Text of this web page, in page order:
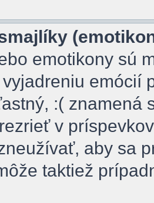
emotikony sú
emócií
:( znamená
v
aby sa
taktiež